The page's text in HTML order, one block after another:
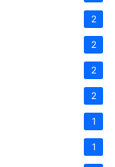
2
2
2
2
1
1